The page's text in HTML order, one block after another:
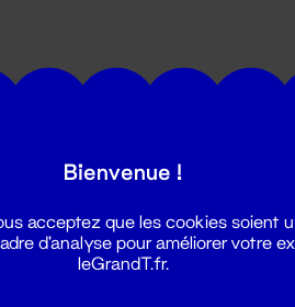
du
Bienvenue !
acceptez que les cookies soient
d'analyse pour améliorer votre
leGrandT.fr.